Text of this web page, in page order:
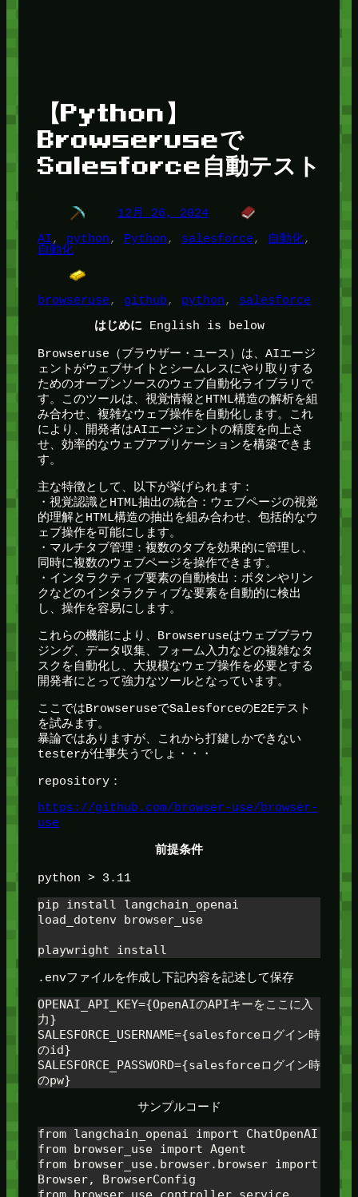
【Python】
Browseruseで
Salesforce自動テスト
12月 26, 2024
AI, python, Python, salesforce, 自動化
自動化
browseruse, github, python, salesforce
はじめにEnglish is below
Browseruse（ブラウザー・ユース）は、AIエージ
ェントがウェブサイトとシームレスにやり取りする
ためのオープンソースのウェブ自動化ライブラリで
す。このツールは、視覚情報とHTML構造の解析を組
み合わせ、複雑なウェブ操作を自動化します。これ
により、開発者はAIエージェントの精度を向上さ
せ、効率的なウェブアプリケーションを構築できま
す。
主な特徴として、以下が挙げられます：
・視覚認識とHTML抽出の統合：ウェブページの視覚
的理解とHTML構造の抽出を組み合わせ、包括的なウ
ェブ操作を可能にします。
・マルチタブ管理：複数のタブを効果的に管理し、
同時に複数のウェブページを操作できます。
・インタラクティブ要素の自動検出：ボタンやリン
クなどのインタラクティブな要素を自動的に検出
し、操作を容易にします。
これらの機能により、Browseruseはウェブブラウ
ジング、データ収集、フォーム入力などの複雑なタ
スクを自動化し、大規模なウェブ操作を必要とする
開発者にとって強力なツールとなっています。
ここではBrowseruseでSalesforceのE2Eテスト
を試みます。
暴論ではありますが、これから打鍵しかできない
testerが仕事失うでしょ・・・
repository：
https://github.com/browser-use/browser-
use
前提条件
python > 3.11
pip install langchain_openai
load_dotenv browser_use
playwright install
.envファイルを作成し下記内容を記述して保存
OPENAI_API_KEY={OpenAIのAPIキーをここに入
力}
SALESFORCE_USERNAME={salesforceログイン時
のid}
SALESFORCE_PASSWORD={salesforceログイン時
のpw}
サンプルコード
from langchain_openai import ChatOpenAI
from browser_use import Agent
from browser_use.browser.browser import
Browser, BrowserConfig